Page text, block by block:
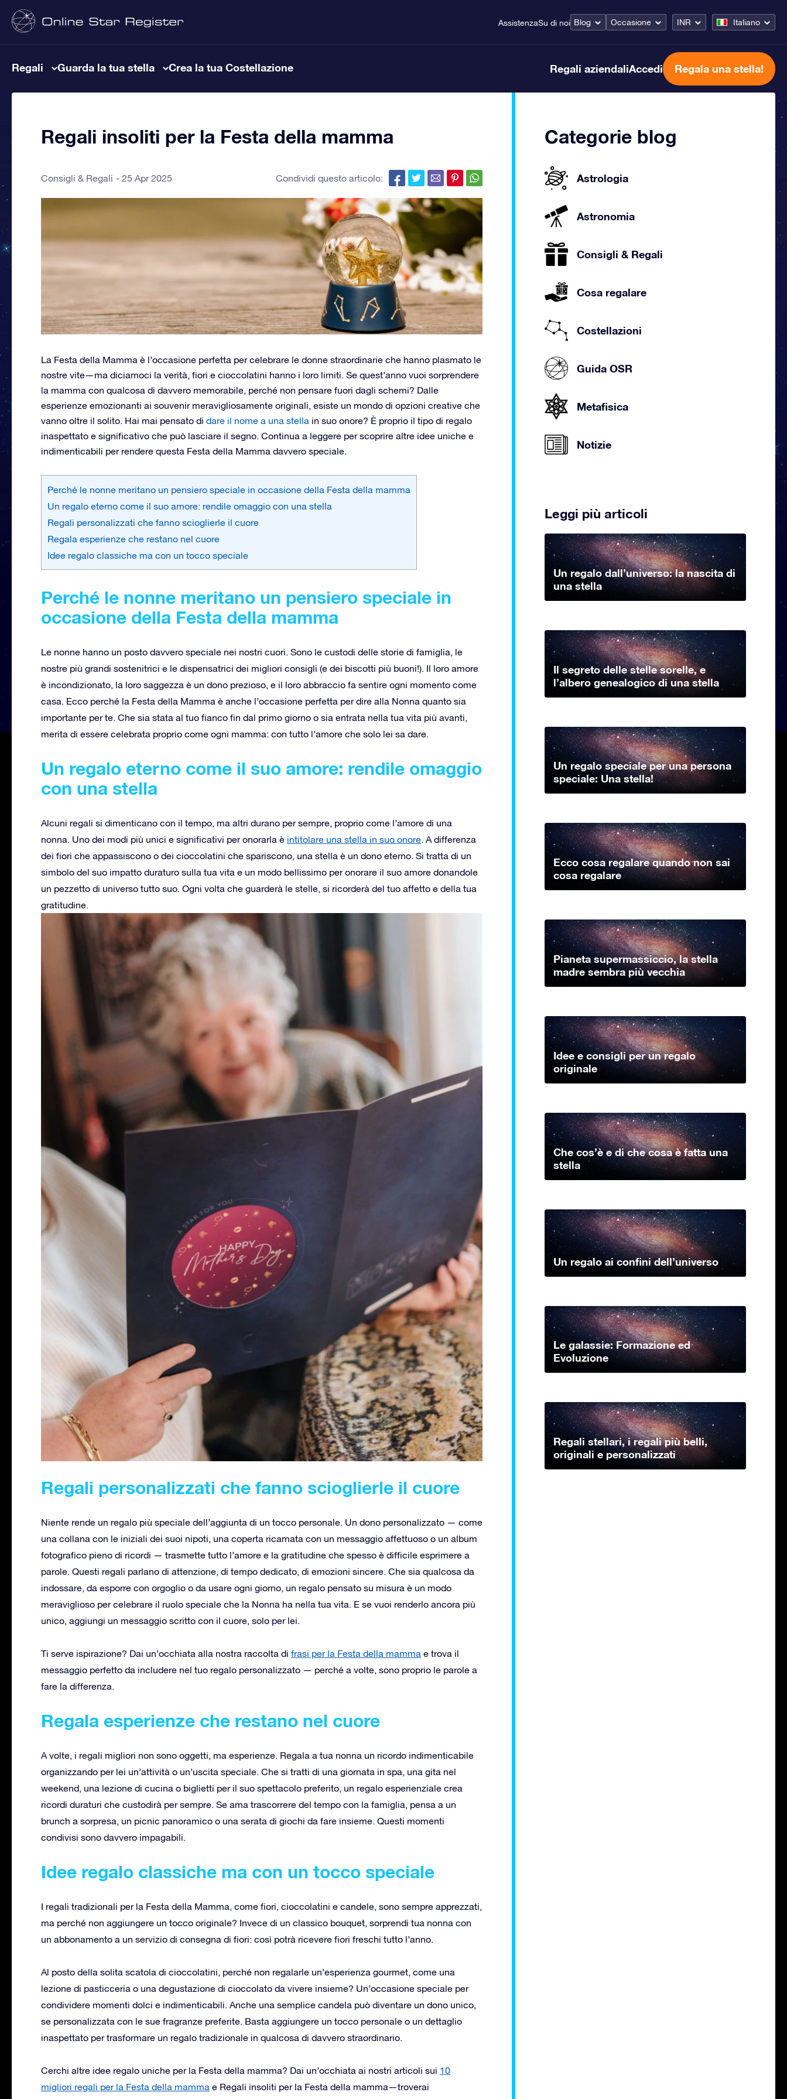
AssistenzaSu di noi Blog Occasione INR Italiano
Regali Guarda la tua stella Crea la tua Costellazione Regali aziendaliAccedi Regala una stella!
Regali insoliti per la Festa della mamma
Consigli & Regali 25 Apr 2025 Condividi questo articolo:
La Festa della Mamma è l’occasione perfetta per celebrare le donne straordinarie che hanno plasmato le
nostre vite—ma diciamoci la verità, fiori e cioccolatini hanno i loro limiti. Se quest’anno vuoi sorprendere
la mamma con qualcosa di davvero memorabile, perché non pensare fuori dagli schemi? Dalle
esperienze emozionanti ai souvenir meravigliosamente originali, esiste un mondo di opzioni creative che
vanno oltre il solito. Hai mai pensato di dare il nome a una stella in suo onore? È proprio il tipo di regalo
inaspettato e significativo che può lasciare il segno. Continua a leggere per scoprire altre idee uniche e
indimenticabili per rendere questa Festa della Mamma davvero speciale.
Perché le nonne meritano un pensiero speciale in occasione della Festa della mamma
Un regalo eterno come il suo amore: rendile omaggio con una stella
Regali personalizzati che fanno scioglierle il cuore
Regala esperienze che restano nel cuore
Idee regalo classiche ma con un tocco speciale
Perché le nonne meritano un pensiero speciale in
occasione della Festa della mamma
Le nonne hanno un posto davvero speciale nei nostri cuori. Sono le custodi delle storie di famiglia, le
nostre più grandi sostenitrici e le dispensatrici dei migliori consigli (e dei biscotti più buoni!). Il loro amore
è incondizionato, la loro saggezza è un dono prezioso, e il loro abbraccio fa sentire ogni momento come
casa. Ecco perché la Festa della Mamma è anche l’occasione perfetta per dire alla Nonna quanto sia
importante per te. Che sia stata al tuo fianco fin dal primo giorno o sia entrata nella tua vita più avanti,
merita di essere celebrata proprio come ogni mamma: con tutto l’amore che solo lei sa dare.
Un regalo eterno come il suo amore: rendile omaggio
con una stella
Alcuni regali si dimenticano con il tempo, ma altri durano per sempre, proprio come l’amore di una
nonna. Uno dei modi più unici e significativi per onorarla è intitolare una stella in suo onore. A differenza
dei fiori che appassiscono o dei cioccolatini che spariscono, una stella è un dono eterno. Si tratta di un
simbolo del suo impatto duraturo sulla tua vita e un modo bellissimo per onorare il suo amore donandole
un pezzetto di universo tutto suo. Ogni volta che guarderà le stelle, si ricorderà del tuo affetto e della tua
gratitudine.
Regali personalizzati che fanno scioglierle il cuore
Niente rende un regalo più speciale dell’aggiunta di un tocco personale. Un dono personalizzato — come
una collana con le iniziali dei suoi nipoti, una coperta ricamata con un messaggio affettuoso o un album
fotografico pieno di ricordi — trasmette tutto l’amore e la gratitudine che spesso è difficile esprimere a
parole. Questi regali parlano di attenzione, di tempo dedicato, di emozioni sincere. Che sia qualcosa da
indossare, da esporre con orgoglio o da usare ogni giorno, un regalo pensato su misura è un modo
meraviglioso per celebrare il ruolo speciale che la Nonna ha nella tua vita. E se vuoi renderlo ancora più
unico, aggiungi un messaggio scritto con il cuore, solo per lei.
Ti serve ispirazione? Dai un’occhiata alla nostra raccolta di frasi per la Festa della mamma e trova il
messaggio perfetto da includere nel tuo regalo personalizzato — perché a volte, sono proprio le parole a
fare la differenza.
Regala esperienze che restano nel cuore
A volte, i regali migliori non sono oggetti, ma esperienze. Regala a tua nonna un ricordo indimenticabile
organizzando per lei un’attività o un’uscita speciale. Che si tratti di una giornata in spa, una gita nel
weekend, una lezione di cucina o biglietti per il suo spettacolo preferito, un regalo esperienziale crea
ricordi duraturi che custodirà per sempre. Se ama trascorrere del tempo con la famiglia, pensa a un
brunch a sorpresa, un picnic panoramico o una serata di giochi da fare insieme. Questi momenti
condivisi sono davvero impagabili.
Idee regalo classiche ma con un tocco speciale
I regali tradizionali per la Festa della Mamma, come fiori, cioccolatini e candele, sono sempre apprezzati,
ma perché non aggiungere un tocco originale? Invece di un classico bouquet, sorprendi tua nonna con
un abbonamento a un servizio di consegna di fiori: così potrà ricevere fiori freschi tutto l’anno.
Al posto della solita scatola di cioccolatini, perché non regalarle un’esperienza gourmet, come una
lezione di pasticceria o una degustazione di cioccolato da vivere insieme? Un’occasione speciale per
condividere momenti dolci e indimenticabili. Anche una semplice candela può diventare un dono unico,
se personalizzata con le sue fragranze preferite. Basta aggiungere un tocco personale o un dettaglio
inaspettato per trasformare un regalo tradizionale in qualcosa di davvero straordinario.
Cerchi altre idee regalo uniche per la Festa della mamma? Dai un’occhiata ai nostri articoli sui 10
migliori regali per la Festa della mamma e Regali insoliti per la Festa della mamma—troverai
Categorie blog
Astrologia
Astronomia
Consigli & Regali
Cosa regalare
Costellazioni
Guida OSR
Metafisica
Notizie
Leggi più articoli
Un regalo dall’universo: la nascita di
una stella
Il segreto delle stelle sorelle, e
l’albero genealogico di una stella
Un regalo speciale per una persona
speciale: Una stella!
Ecco cosa regalare quando non sai
cosa regalare
Pianeta supermassiccio, la stella
madre sembra più vecchia
Idee e consigli per un regalo
originale
Che cos’è e di che cosa è fatta una
stella
Un regalo ai confini dell’universo
Le galassie: Formazione ed
Evoluzione
Regali stellari, i regali più belli,
originali e personalizzati